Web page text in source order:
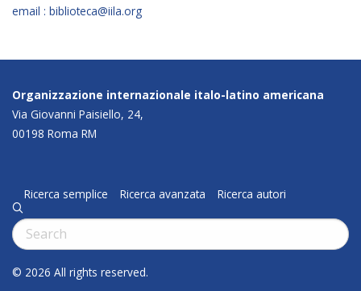
email : biblioteca@iila.org
Organizzazione internazionale italo-latino americana
Via Giovanni Paisiello, 24,
00198 Roma RM
Ricerca semplice Ricerca avanzata Ricerca autori
q
Cerca:
© 2026 All rights reserved.